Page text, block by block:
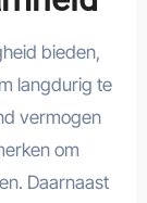
bieden,
langdurig te
vermogen
om
Daarnaast